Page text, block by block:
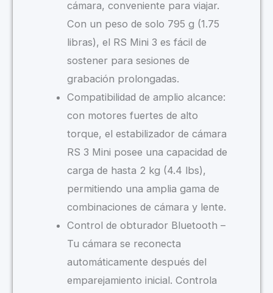
cámara, conveniente para viajar.
Con un peso de solo 795 g (1.75
libras), el RS Mini 3 es fácil de
sostener para sesiones de
grabación prolongadas.
Compatibilidad de amplio alcance:
con motores fuertes de alto
torque, el estabilizador de cámara
RS 3 Mini posee una capacidad de
carga de hasta 2 kg (4.4 lbs),
permitiendo una amplia gama de
combinaciones de cámara y lente.
Control de obturador Bluetooth –
Tu cámara se reconecta
automáticamente después del
emparejamiento inicial. Controla